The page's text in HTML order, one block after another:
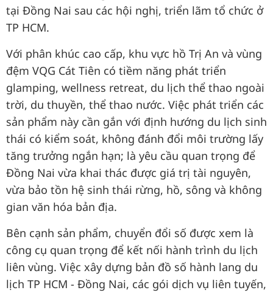
tại Đồng Nai sau các hội nghị, triển lãm tổ chức ở
TP HCM.
Với phân khúc cao cấp, khu vực hồ Trị An và vùng
đệm VQG Cát Tiên có tiềm năng phát triển
glamping, wellness retreat, du lịch thể thao ngoài
trời, du thuyền, thể thao nước. Việc phát triển các
sản phẩm này cần gắn với định hướng du lịch sinh
thái có kiểm soát, không đánh đổi môi trường lấy
tăng trưởng ngắn hạn; là yêu cầu quan trọng để
Đồng Nai vừa khai thác được giá trị tài nguyên,
vừa bảo tồn hệ sinh thái rừng, hồ, sông và không
gian văn hóa bản địa.
Bên cạnh sản phẩm, chuyển đổi số được xem là
công cụ quan trọng để kết nối hành trình du lịch
liên vùng. Việc xây dựng bản đồ số hành lang du
lịch TP HCM - Đồng Nai, các gói dịch vụ liên tuyến,